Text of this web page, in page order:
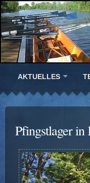
AKTUELLES
Pfingstlager in